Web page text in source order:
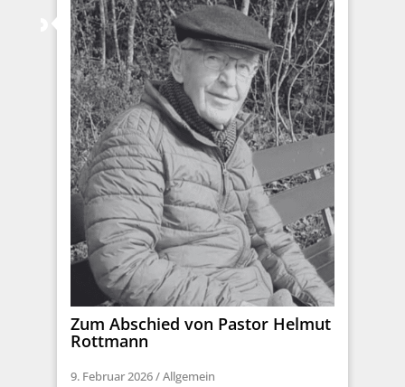
Zum Abschied von Pastor Helmut
Rottmann
9. Februar 2026/Allgemein